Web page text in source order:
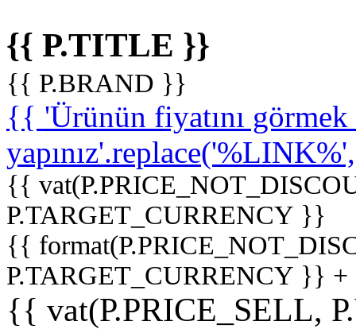
{{ P.TITLE }}
{{ P.BRAND }}
{{ 'Ürünün fiyatını
{{
P.TARGET_CURRENCY }}
{{
P.TARGET_CURRENCY }}
{{ vat(P.PRICE_SELL,